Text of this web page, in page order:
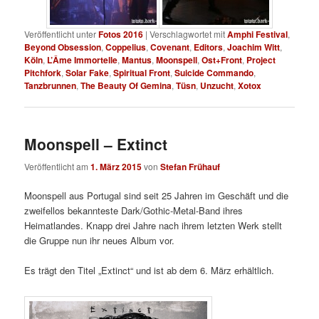
Veröffentlicht unterFotos 2016 |Verschlagwortet mitAmphi Festival,
Beyond Obsession,Coppelius,Covenant, Editors,Joachim Witt,
Köln, L’Âme Immortelle,Mantus,Moonspell,Ost+Front, Project
Pitchfork,Solar Fake,Spiritual Front,Suicide Commando,
Tanzbrunnen,The Beauty Of Gemina,Tüsn, Unzucht,Xotox
Moonspell – Extinct
Veröffentlicht am1. März 2015vonStefan Frühauf
Moonspell aus Portugal sind seit 25 Jahren im Geschäft und die
zweifellos bekannteste Dark/Gothic-Metal-Band ihres
Heimatlandes. Knapp drei Jahre nach ihrem letzten Werk stellt
die Gruppe nun ihr neues Album vor.
Es trägt den Titel „Extinct“ und ist ab dem 6. März erhältlich.